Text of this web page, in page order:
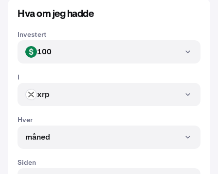
Hva om jeg hadde
Investert
USD 100
I
XRP xrp
Hver
måned
Siden